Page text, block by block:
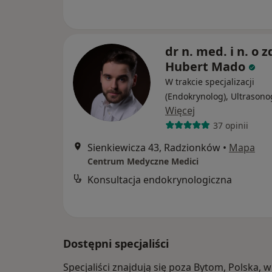
dr n. med. i n. o
Hubert Mado
W trakcie specjalizacji
(Endokrynolog),
Więcej
37 opinii
Sienkiewicza 43, Radzionków • Mapa
Centrum Medyczne Medici
Konsultacja endokrynologiczna
Dostępni specjaliści
Specjaliści znajdują się poza Bytom, Polska,